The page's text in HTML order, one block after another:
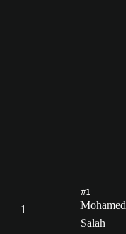
1
#1
Mohamed
Salah